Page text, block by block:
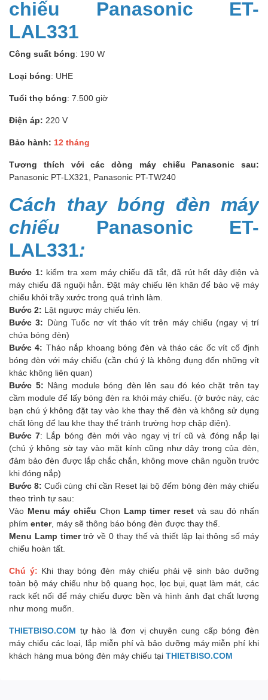
chiếu Panasonic ET-
LAL331
Công suất bóng: 190 W
Loại bóng: UHE
Tuổi thọ bóng: 7.500 giờ
Điện áp: 220 V
Bảo hành: 12 tháng
Tương thích với các dòng máy chiếu Panasonic sau:
Panasonic PT-LX321, Panasonic PT-TW240
Cách thay bóng đèn máy
chiếu Panasonic ET-
LAL331:
Bước 1: kiểm tra xem máy chiếu đã tắt, đã rút hết dây điện và
máy chiếu đã nguội hẳn. Đặt máy chiếu lên khăn để bảo vệ máy
chiếu khỏi trầy xước trong quá trình làm.
Bước 2: Lật ngược máy chiếu lên.
Bước 3: Dùng Tuốc nơ vít tháo vít trên máy chiếu (ngay vị trí
chứa bóng đèn)
Bước 4: Tháo nắp khoang bóng đèn và tháo các ốc vít cố định
bóng đèn với máy chiếu (cần chú ý là không đụng đến những vít
khác không liên quan)
Bước 5: Nâng module bóng đèn lên sau đó kéo chặt trên tay
cầm module để lấy bóng đèn ra khỏi máy chiếu. (ở bước này, các
bạn chú ý không đặt tay vào khe thay thế đèn và không sử dụng
chất lỏng để lau khe thay thế tránh trường hợp chập điện).
Bước 7: Lắp bóng đèn mới vào ngay vị trí cũ và đóng nắp lại
(chú ý không sờ tay vào mặt kính cũng như dây trong của đèn,
đảm bảo đèn được lắp chắc chắn, không move chân nguồn trước
khi đóng nắp)
Bước 8:Cuối cùng chỉ cần Reset lại bộ đếm bóng đèn máy chiếu
theo trình tự sau:
Vào Menu máy chiếu Chọn Lamp timer reset và sau đó nhấn
phím enter, máy sẽ thông báo bóng đèn được thay thế.
Menu Lamp timertrở về 0 thay thế và thiết lập lại thông số máy
chiếu hoàn tất.
Chú ý: Khi thay bóng đèn máy chiếu phải vệ sinh bảo dưỡng
toàn bộ máy chiếu như bộ quang học, lọc bụi, quạt làm mát, các
rack kết nối để máy chiếu được bền và hình ảnh đạt chất lượng
như mong muốn.
THIETBISO.COM tự hào là đơn vị chuyên cung cấp bóng đèn
máy chiếu các loại, lắp miễn phí và bảo dưỡng máy miễn phí khi
khách hàng mua bóng đèn máy chiếu tại THIETBISO.COM